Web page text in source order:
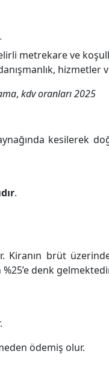
metrekare ve
hizmetler
, kdv oranları 2025
kesilerek
.
Kiranın brüt
denk
ödemiş olur.